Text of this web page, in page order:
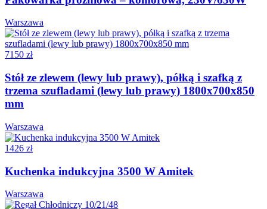
Warszawa
7150 zł
Stół ze zlewem (lewy lub prawy), półką i szafką z
trzema szufladami (lewy lub prawy) 1800x700x850
mm
Warszawa
1426 zł
Kuchenka indukcyjna 3500 W Amitek
Warszawa